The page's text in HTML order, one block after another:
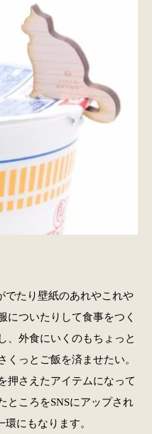
でたり壁紙のあれやこれや
についたりして食事をつく
、外食にいくのもちょっと
っとご飯を済ませたい。
押さえたアイテムになって
ところをSNSにアップされ
にもなります。